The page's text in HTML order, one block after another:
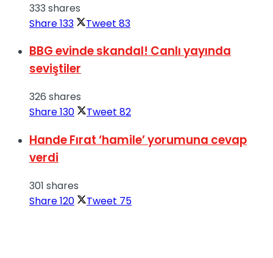
333 shares
Share133 Tweet 83
BBG evinde skandal! Canlı yayında
seviştiler
326 shares
Share130 Tweet 82
Hande Fırat ‘hamile’ yorumuna cevap
verdi
301 shares
Share120 Tweet 75